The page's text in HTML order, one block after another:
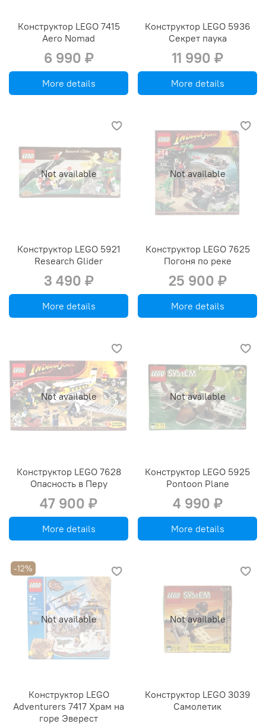
Конструктор LEGO 7415
Aero Nomad
6 990 ₽
More details
Конструктор LEGO 5936
Секрет паука
11 990 ₽
More details
Not available
Конструктор LEGO 5921
Research Glider
3 490 ₽
More details
Not available
Конструктор LEGO 7625
Погоня по реке
25 900 ₽
More details
Not available
Конструктор LEGO 7628
Опасность в Перу
47 900 ₽
More details
Not available
Конструктор LEGO 5925
Pontoon Plane
4 990 ₽
More details
Not available
-12%
Конструктор LEGO
Adventurers 7417 Храм на
горе Эверест
Not available
Конструктор LEGO 3039
Самолетик